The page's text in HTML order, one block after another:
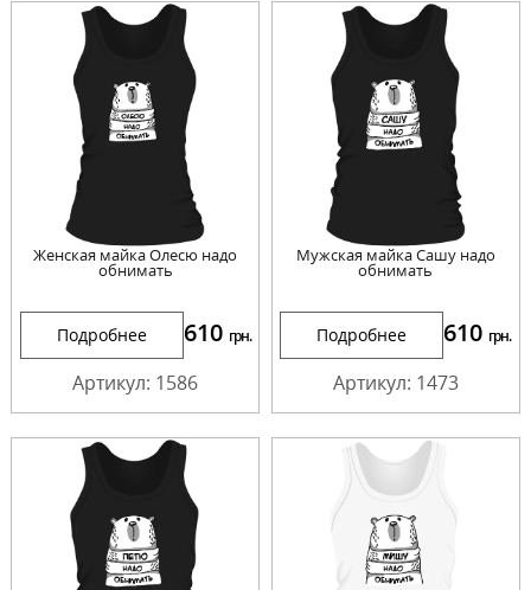
Женская майка Олесю надо
обнимать
Подробнее 610 грн.
Артикул: 1586
Мужская майка Сашу надо
обнимать
Подробнее 610 грн.
Артикул: 1473